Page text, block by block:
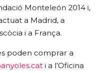
Monteleón 2014 i,
a Madrid, a
i a França.
poden comprar a
i a l’Oficina